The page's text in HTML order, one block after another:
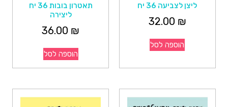
ליצן לצביעה 36 יח
32.00 ₪
הוספה לסל
תאטרון בובות 36 יח
ליצירה
36.00 ₪
הוספה לסל